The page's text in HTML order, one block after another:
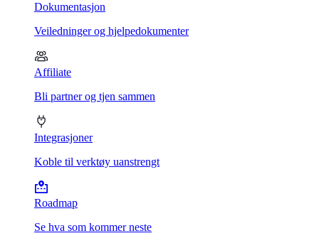
Dokumentasjon
Veiledninger og hjelpedokumenter
Affiliate
Bli partner og tjen sammen
Integrasjoner
Koble til verktøy uanstrengt
Roadmap
Se hva som kommer neste